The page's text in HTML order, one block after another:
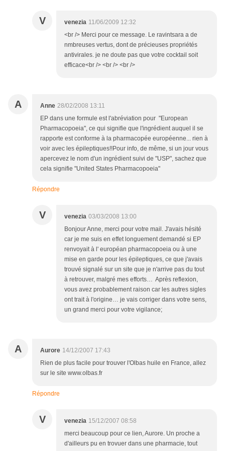
V venezia 11/06/2009 12:32
<br /> Merci pour ce message. Le ravintsara a de
nmbreuses vertus, dont de précieuses propriétés
antivirales. je ne doute pas que votre cocktail soit
efficace<br /> <br /> <br />
A Anne 28/02/2008 13:11
EP dans une formule est l'abréviation pour "European
Pharmacopoeia", ce qui signifie que l'ingrédient auquel il se
rapporte est conforme à la pharmacopée européenne... rien à
voir avec les épileptiques!!Pour info, de même, si un jour vous
apercevez le nom d'un ingrédient suivi de "USP", sachez que
cela signifie "United States Pharmacopoeia"
Répondre
V venezia 03/03/2008 13:00
Bonjour Anne, merci pour votre mail. J'avais hésité
car je me suis en effet longuement demandé si EP
renvoyait à l' européan pharmacopoeia ou à une
mise en garde pour les épileptiques, ce que j'avais
trouvé signalé sur un site que je n'arrive pas du tout
à retrouver, malgré mes efforts… Après reflexion,
vous avez probablement raison car les autres sigles
ont trait à l'origine… je vais corriger dans votre sens,
un grand merci pour votre vigilance;
A Aurore 14/12/2007 17:43
Rien de plus facile pour trouver l'Olbas huile en France, allez
sur le site www.olbas.fr
Répondre
V venezia 15/12/2007 08:58
merci beaucoup pour ce lien, Aurore. Un proche a
d'ailleurs pu en trovuer dans une pharmacie, tout